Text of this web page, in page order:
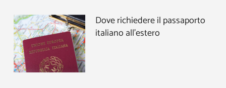
Dove richiedere il passaporto
italiano all’estero